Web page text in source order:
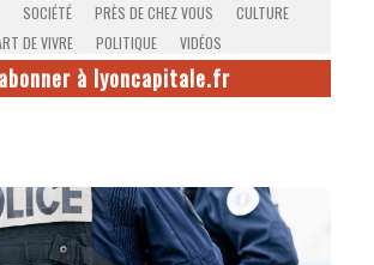
SOCIÉTÉ PRÈS DE CHEZ VOUS
CULTURE
DE VIVRE
POLITIQUE VIDÉOS
à lyoncapitale.fr